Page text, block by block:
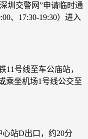
圳交警网”申请临时通
、17:30-19:30）进入
11号线至车公庙站，
乘坐机场1号线公交至
站D出口，约20分